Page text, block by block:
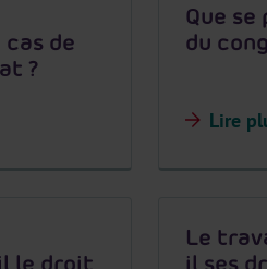
de
?
Que
du
Lire
le droit
Le
il ses